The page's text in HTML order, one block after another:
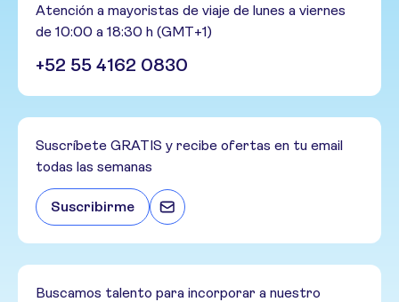
Atención a mayoristas de viaje de lunes a viernes
de 10:00 a 18:30 h (GMT+1)
+52 55 4162 0830
Suscríbete GRATIS y recibe ofertas en tu email
todas las semanas
Suscribirme
Buscamos talento para incorporar a nuestro